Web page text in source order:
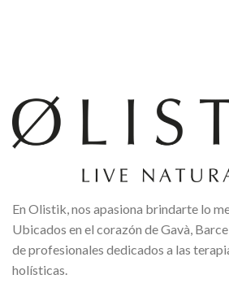
En Olistik, nos apasiona brindarte lo
Ubicados en el corazón de Gavà,
de profesionales dedicados a las
holísticas.